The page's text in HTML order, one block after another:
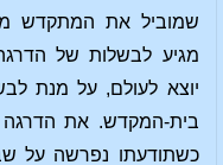
שמוביל את המתקדש
מגיע לבשלות של
יוצא לעולם, על מנת
בית-המקדש. את
כשתודעתו נפרשה על